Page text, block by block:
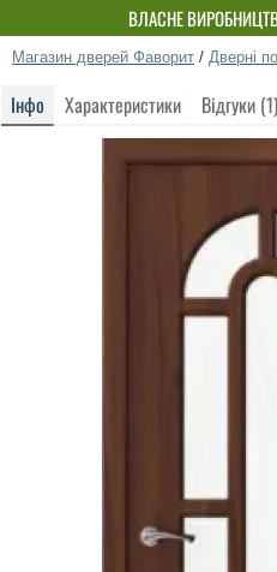
ВЛАСНЕ
Магазин дверей Фаворит / Дверні
Інфо Характеристики Відгуки (1)